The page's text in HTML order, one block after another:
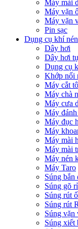
Máy mài
Máy vặn
Máy vặn
Pin sạc
Dụng cụ khí nén
Dây hơi
Dây hơi
Dụng cụ
Khớp nối
Máy cắt
Máy chà
Máy cưa
Máy
Máy đục
Máy
Máy mài
Máy mài
Máy nén
Máy Taro
Súng bắn
Súng gõ rỉ
Súng rút
Súng rút
Súng vặn
Súng xiết